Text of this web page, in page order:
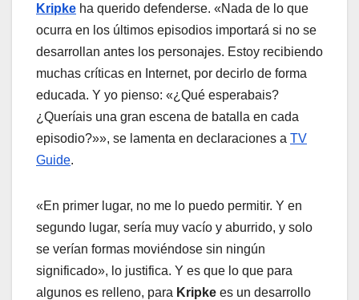
Kripke ha querido defenderse. «Nada de lo que
ocurra en los últimos episodios importará si no se
desarrollan antes los personajes. Estoy recibiendo
muchas críticas en Internet, por decirlo de forma
educada. Y yo pienso: «¿Qué esperabais?
¿Queríais una gran escena de batalla en cada
episodio?»», se lamenta en declaraciones a TV
Guide.
«En primer lugar, no me lo puedo permitir. Y en
segundo lugar, sería muy vacío y aburrido, y solo
se verían formas moviéndose sin ningún
significado», lo justifica. Y es que lo que para
algunos es relleno, para Kripke es un desarrollo